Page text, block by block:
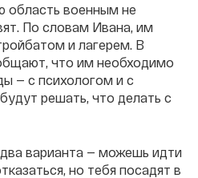
область военным не
По словам Ивана, им
и лагерем. В
что им необходимо
— с психологом и с
решать, что делать с
варианта — можешь идти
но тебя посадят в